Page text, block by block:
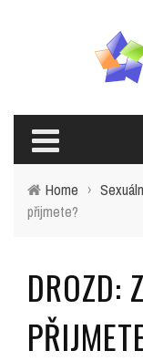
Home ›
přijmete?
DROZD: